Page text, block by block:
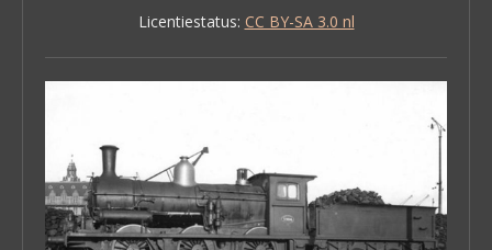
Licentiestatus: CC BY-SA 3.0 nl